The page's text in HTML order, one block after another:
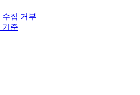
집 거부
기준